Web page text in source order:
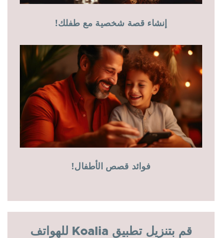
إنشاء قصة شخصية مع طفلك!
فوائد قصص الأطفال!
قم بتنزيل تطبيق Koalia للهواتف